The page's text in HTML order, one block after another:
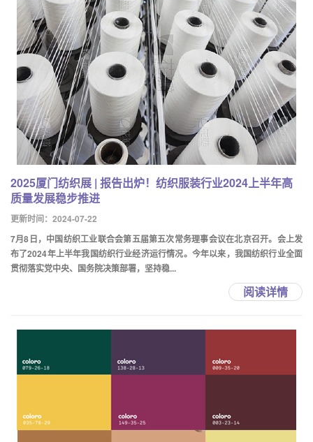
2025厦门纺织展 | 报告出炉！纺织服装行业2024上半年高
质量发展稳步推进
更新时间：2024-07-22
7月8日，中国纺织工业联合会第五届第五次常务理事会议在北京召开。会上发
布了2024年上半年我国纺织行业经济运行情况。今年以来，我国纺织行业全面
贯彻落实党中央、国务院决策部署，坚持稳...
阅读详情